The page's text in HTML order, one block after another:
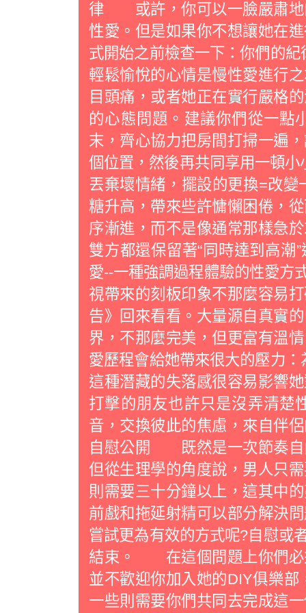
律 或許，你可以一臉嚴肅地
性愛。但是如果你不想讓她在
式開始之前檢查一下：你們
輕鬆愉悅的心情是慢性愛進行
目頭痛，或者她正在實行嚴格
的心態問題。建議你們從一點
末，齊心協力把房間打掃一遍
個位置，然後再共同享用一頓
丟棄壞情緒，擺設的更換=改
糖升高，帶來些許慵懶困倦，
序漸進，而不是像通常那樣
雙方都還保留著“同時達到高潮
愛--一種強調過程體驗的性愛方
視帶來的刻板印象不那麼容易
告》回來看看。大量源自真實
界，不那麼完美，但更富有
愛歷程會給她帶來很大的壓力
這種潛藏的失落感很容易影響
打擊的朋友也許只是沒弄清楚
音，交換彼此的焦慮，來自
自慰公開 既然是一次節奏自
但從生理學的角度說，男人只
則需要三十分鐘以上，這其中
前戲和拖延射精可以部分解決
嘗試更為有效的方式呢?自慰或
結束。 在這個問題上你們必
並不歡迎你加入她的DIY俱樂
一些則需要你們共同去完成這